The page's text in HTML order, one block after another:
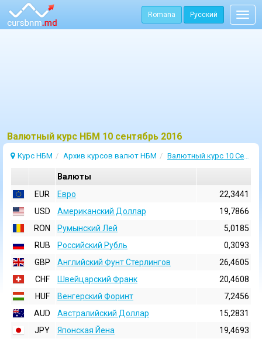
Romana Русский
Bалютный курс НБМ 10 сентябрь 2016
Курс НБМ Архив курсов валют НБМ Валютный курс 10 Сентябрь 2016
Валюты
EUR
Евро
22,3441
USD
Aмериканский Доллар
19,7866
RON
Румынский Лей
5,0185
RUB
Российский Рубль
0,3093
GBP
Английский Фунт Стерлингов
26,4605
CHF
Швейцарский Франк
20,4608
HUF
Венгерский Форинт
7,2456
AUD
Австралийский Доллар
15,2831
JPY
Японская Йена
19,4693